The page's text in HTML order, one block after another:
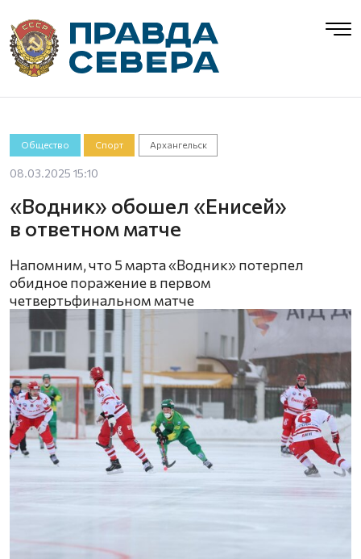
Общество Спорт Архангельск
08.03.2025 15:10
«Водник» обошел «Енисей»
в ответном матче
Напомним, что 5 марта «Водник» потерпел
обидное поражение в первом
четвертьфинальном матче